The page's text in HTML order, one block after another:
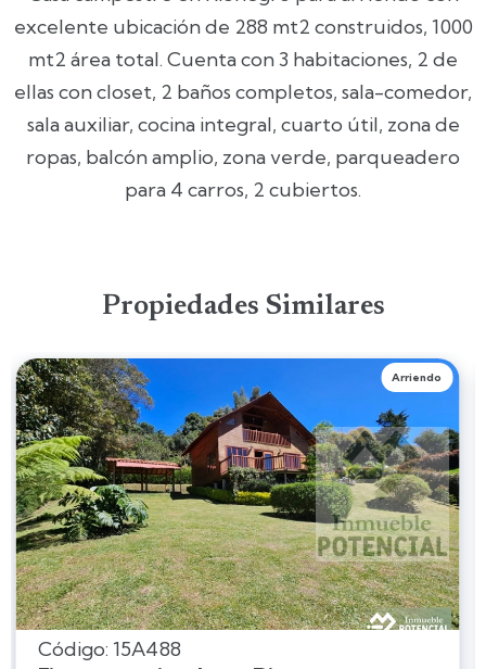
excelente ubicación de 288 mt2 construidos, 1000
mt2 área total. Cuenta con 3 habitaciones, 2 de
ellas con closet, 2 baños completos, sala-comedor,
sala auxiliar, cocina integral, cuarto útil, zona de
ropas, balcón amplio, zona verde, parqueadero
para 4 carros, 2 cubiertos.
Propiedades Similares
Arriendo
Código: 15A488